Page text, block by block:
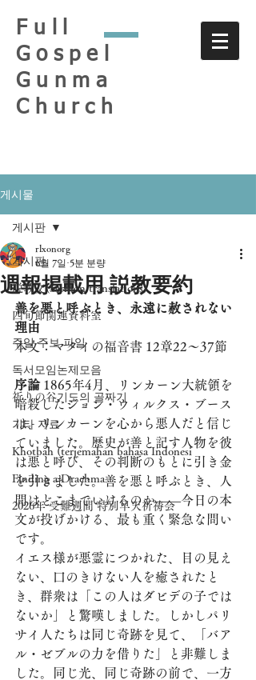
Full
Gospel
Gunma
Church
게시물
게시판
説教文(Sermon translations)
四旬節関連資料室
주일 주보 파일
독서모임논제모음
祈りの谷기도의 골짜기
기타 자료
Khotbah (terjemahan bahasa Indonesi
Finding a Drachma
2026年 受難週間 特別早天祈祷会
게시판
週報掲載用 説教要約
rlxonorg
6월 7일 5분 분량
善を悪と呼ぶとき、永遠に赦されない
理由
本文：マタイの福音書 12章22〜37節
序論 1865年4月、リンカーン大統領を
暗殺したジョン・ウィルクス・ブース
は、リンカーンを心から悪人だと信じ
ていました。歴史が善と記す人物を彼
は悪と呼び、その判断のもとに引き金
を引きました。善を悪と呼ぶとき、人
間はどこまでいけるのか——今日の本
文が投げかける、最も重く緊急な問い
です。
イエス様が悪霊につかれた、目の見え
ない、口のきけない人を癒されたと
き、群衆は「この人はダビデの子では
ないか」と驚嘆しました。しかしパリ
サイ人たちは同じ奇跡を見て、「バア
ル・ゼブルの力を借りた」と非難しま
した。同じ光、同じ奇跡の前で、一方